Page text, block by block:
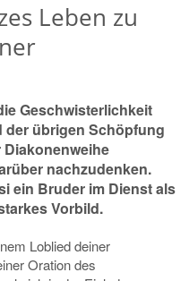
Leben zu
Geschwisterlichkeit
der übrigen Schöpfung
Diakonenweihe
nachzudenken.
ein Bruder im Dienst als
Vorbild.
Loblied deiner
Oration des